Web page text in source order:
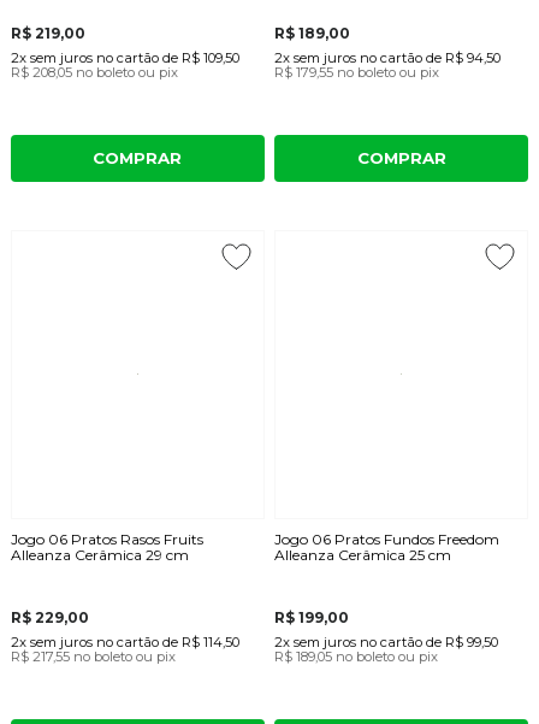
R$ 219,00
2x sem juros no cartãode R$ 109,50
R$ 208,05 no boleto ou pix
COMPRAR
R$ 189,00
2x sem juros no cartão de R$ 94,50
R$ 179,55 no boleto ou pix
COMPRAR
Jogo 06 Pratos Rasos Fruits
Alleanza Cerâmica 29 cm
R$ 229,00
2x sem juros no cartãode R$ 114,50
R$ 217,55 no boleto ou pix
Jogo 06 Pratos Fundos Freedom
Alleanza Cerâmica 25 cm
R$ 199,00
2x sem juros no cartão de R$ 99,50
R$ 189,05 no boleto ou pix